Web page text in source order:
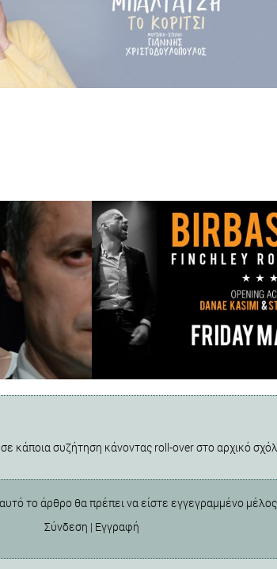
κάποια συζήτηση κάνοντας roll-over στο αρχικό
το άρθρο θα πρέπει να είστε εγγεγραμμένο μέλος
Σύνδεση | Εγγραφή